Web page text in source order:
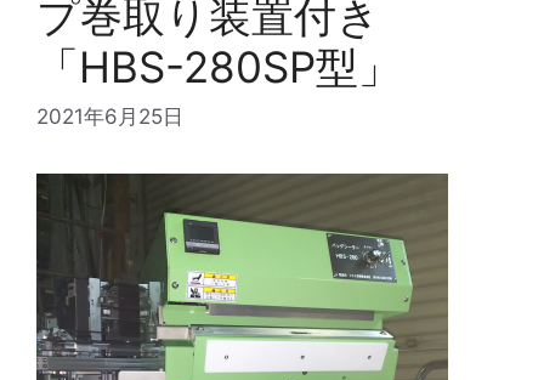
プ巻取り装置付き
「HBS-280SP型」
2021年6月25日